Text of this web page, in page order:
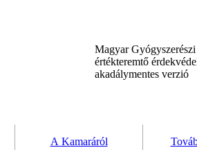
Magyar
értékteremtő
akadálymentes verzió
A Kamaráról